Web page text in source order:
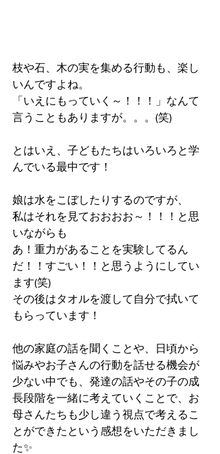
枝や石、木の実を集める行動も、楽し
いんですよね。
「いえにもっていく～！！！」なんて
言うこともありますが。。。(笑)
とはいえ、子どもたちはいろいろと学
んでいる最中です！
娘は水をこぼしたりするのですが、
私はそれを見ておおおお～！！！と思
いながらも
あ！重力があることを実験してるん
だ！！すごい！！と思うようにしてい
ます(笑)
その後はタオルを渡して自分で拭いて
もらっています！
他の家庭の話を聞くことや、日頃から
悩みやお子さんの行動を話せる機会が
少ない中でも、発達の話やその子の成
長段階を一緒に考えていくことで、お
母さんたちも少し違う視点で考えるこ
とができたという感想をいただきまし
た✨